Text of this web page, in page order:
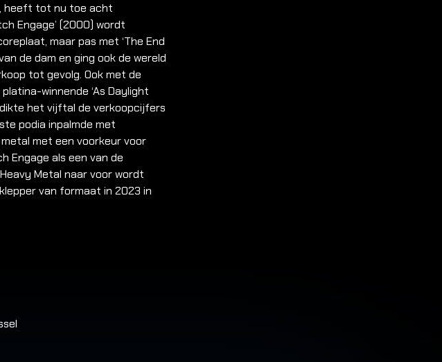
heeft tot nu toe acht
Engage’ (2000) wordt
maar pas met ‘The End
de dam en ging ook de wereld
tot gevolg. Ook met de
winnende ‘As Daylight
dikte het vijftal de verkoopcijfers
podia inpalmde met
met een voorkeur voor
Engage als een van de
Metal naar voor wordt
van formaat in 2023 in